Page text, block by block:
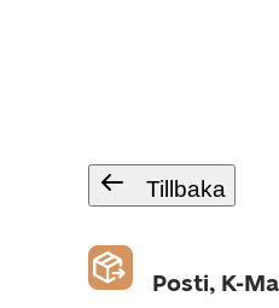
Tillbaka
Posti, K-